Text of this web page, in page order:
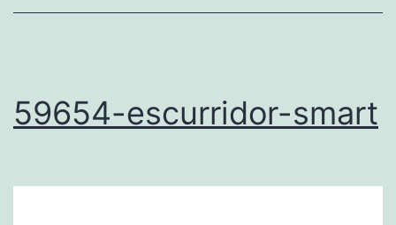
59654-escurridor-smart